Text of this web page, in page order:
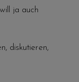
ja auch
diskutieren,